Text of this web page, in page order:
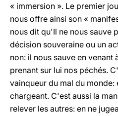
« immersion ». Le premier
nous offre ainsi son «
nous dit qu'Il ne nous sauve
décision souveraine ou un
non: il nous sauve en venant
prenant sur lui nos péchés.
vainqueur du mal du monde:
chargeant. C'est aussi la
relever les autres: en ne